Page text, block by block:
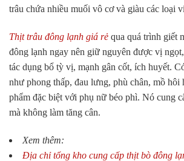
trâu chứa nhiều muối vô cơ và giàu các loại
Thịt trâu đông lạnh giá rẻ qua quá trình giết
đông lạnh ngay nên giữ nguyên được vị
tác dụng bổ tỳ vị, mạnh gân cốt, ích huyết.
như phong thấp, đau lưng, phù chân, mồ
phẩm đặc biệt với phụ nữ béo phì. Nó cung
mà không làm tăng cân.
Xem thêm:
Địa chỉ tổng kho cung cấp thịt bò đông